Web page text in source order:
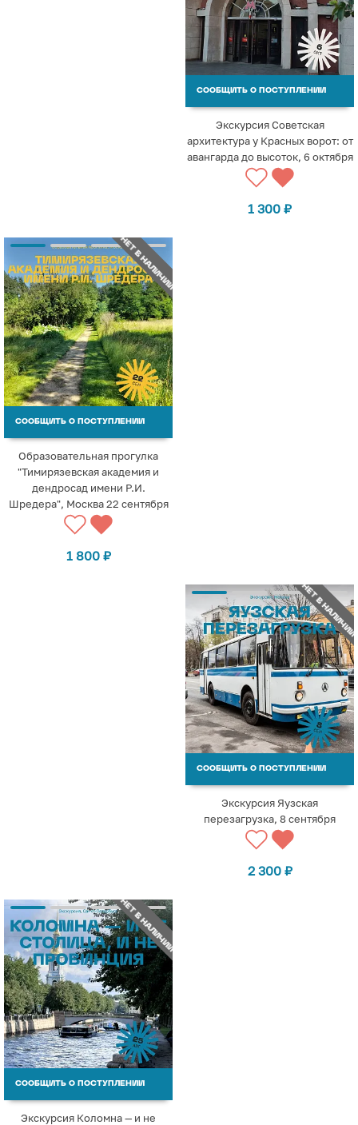
СООБЩИТЬ О ПОСТУПЛЕНИИ
Экскурсия Советская
архитектура у Красных ворот: от
авангарда до высоток, 6 октября
1 300 ₽
НЕТ В НАЛИЧИИ
СООБЩИТЬ О ПОСТУПЛЕНИИ
Образовательная прогулка
"Тимирязевская академия и
дендросад имени Р.И.
Шредера", Москва 22 сентября
1 800 ₽
НЕТ В НАЛИЧИИ
СООБЩИТЬ О ПОСТУПЛЕНИИ
Экскурсия Яузская
перезагрузка, 8 сентября
2 300 ₽
НЕТ В НАЛИЧИИ
СООБЩИТЬ О ПОСТУПЛЕНИИ
Экскурсия Коломна — и не